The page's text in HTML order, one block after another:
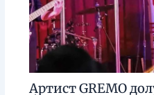
Артист GREMO